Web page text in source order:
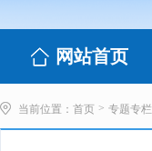
网站首页
当前位置： 首页 > 专题专栏